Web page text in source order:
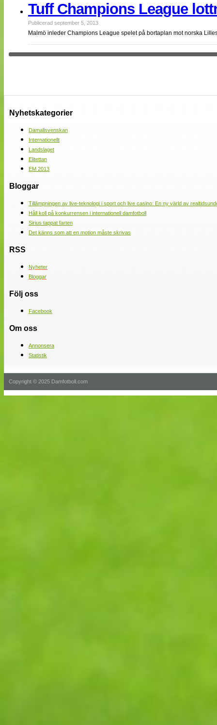
Split vision
Om oss
Annonsera
Statistik
Tipsa Damfotboll
Tuff Champions League
Publicerad september 5, 2013
Malmö inleder Champions League spelet på bortaplan mot norska
Nyhetskategorier
Damallsvenskan
Internationellt
Landslaget
Elitettan
EM 2013
Bloggar
Tillämpningen av live-teknologi i sport och live casino: En ny värld av
Håll koll på konkurrensen i internationell damfotboll
Sirius tappat farten
Det känns som att en motion måste skrivas
RSS
Nyheter
Bloggar
Följ oss
Facebook
Om oss
Annonsera
Statistik
Copyright © 2025 Damfotboll.com